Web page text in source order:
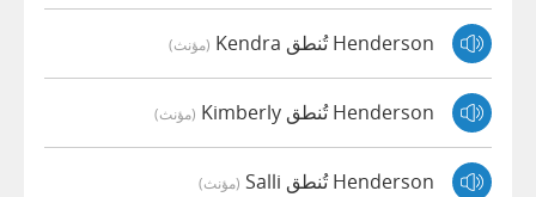
Henderson تُنطق Kendra (مؤنث)
Henderson تُنطق Kimberly (مؤنث)
Henderson تُنطق Salli (مؤنث)